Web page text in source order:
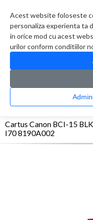
Acest website foloseste
personaliza experienta ta
in orice mod cu acest
urilor conform conditiilor
CATALOG PRODUSE
Consumabile
Cartus Canon BCI-15
I70 8190A002